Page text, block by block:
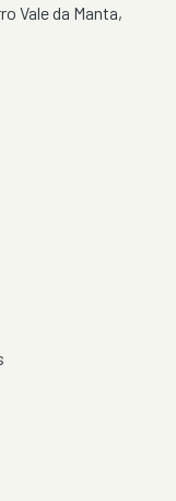
Vale da Manta,